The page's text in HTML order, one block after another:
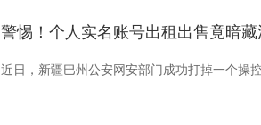
警惕！个人实名账号出租出售竟暗
近日，新疆巴州公安网安部门成功打掉一个操